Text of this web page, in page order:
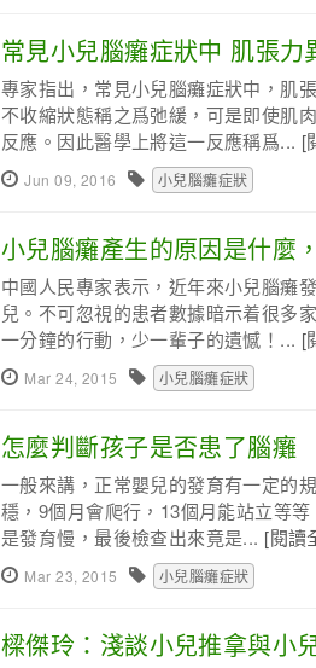
常見小兒腦癱症狀中 肌張
專家指出，常見小兒腦癱症狀中，肌
不收縮狀態稱之爲弛緩，可是即使肌
反應。因此醫學上將這一反應稱爲... [
Jun 09, 2016 小兒腦癱症狀
小兒腦癱產生的原因是什麼
中國人民專家表示，近年來小兒腦癱
兒。不可忽視的患者數據暗示着很多
一分鐘的行動，少一輩子的遺憾！... [
Mar 24, 2015 小兒腦癱症狀
怎麼判斷孩子是否患了腦癱
一般來講，正常嬰兒的發育有一定的
穩，9個月會爬行，13個月能站立等
是發育慢，最後檢查出來竟是... [閱讀
Mar 23, 2015 小兒腦癱症狀
樑傑玲：淺談小兒推拿與小